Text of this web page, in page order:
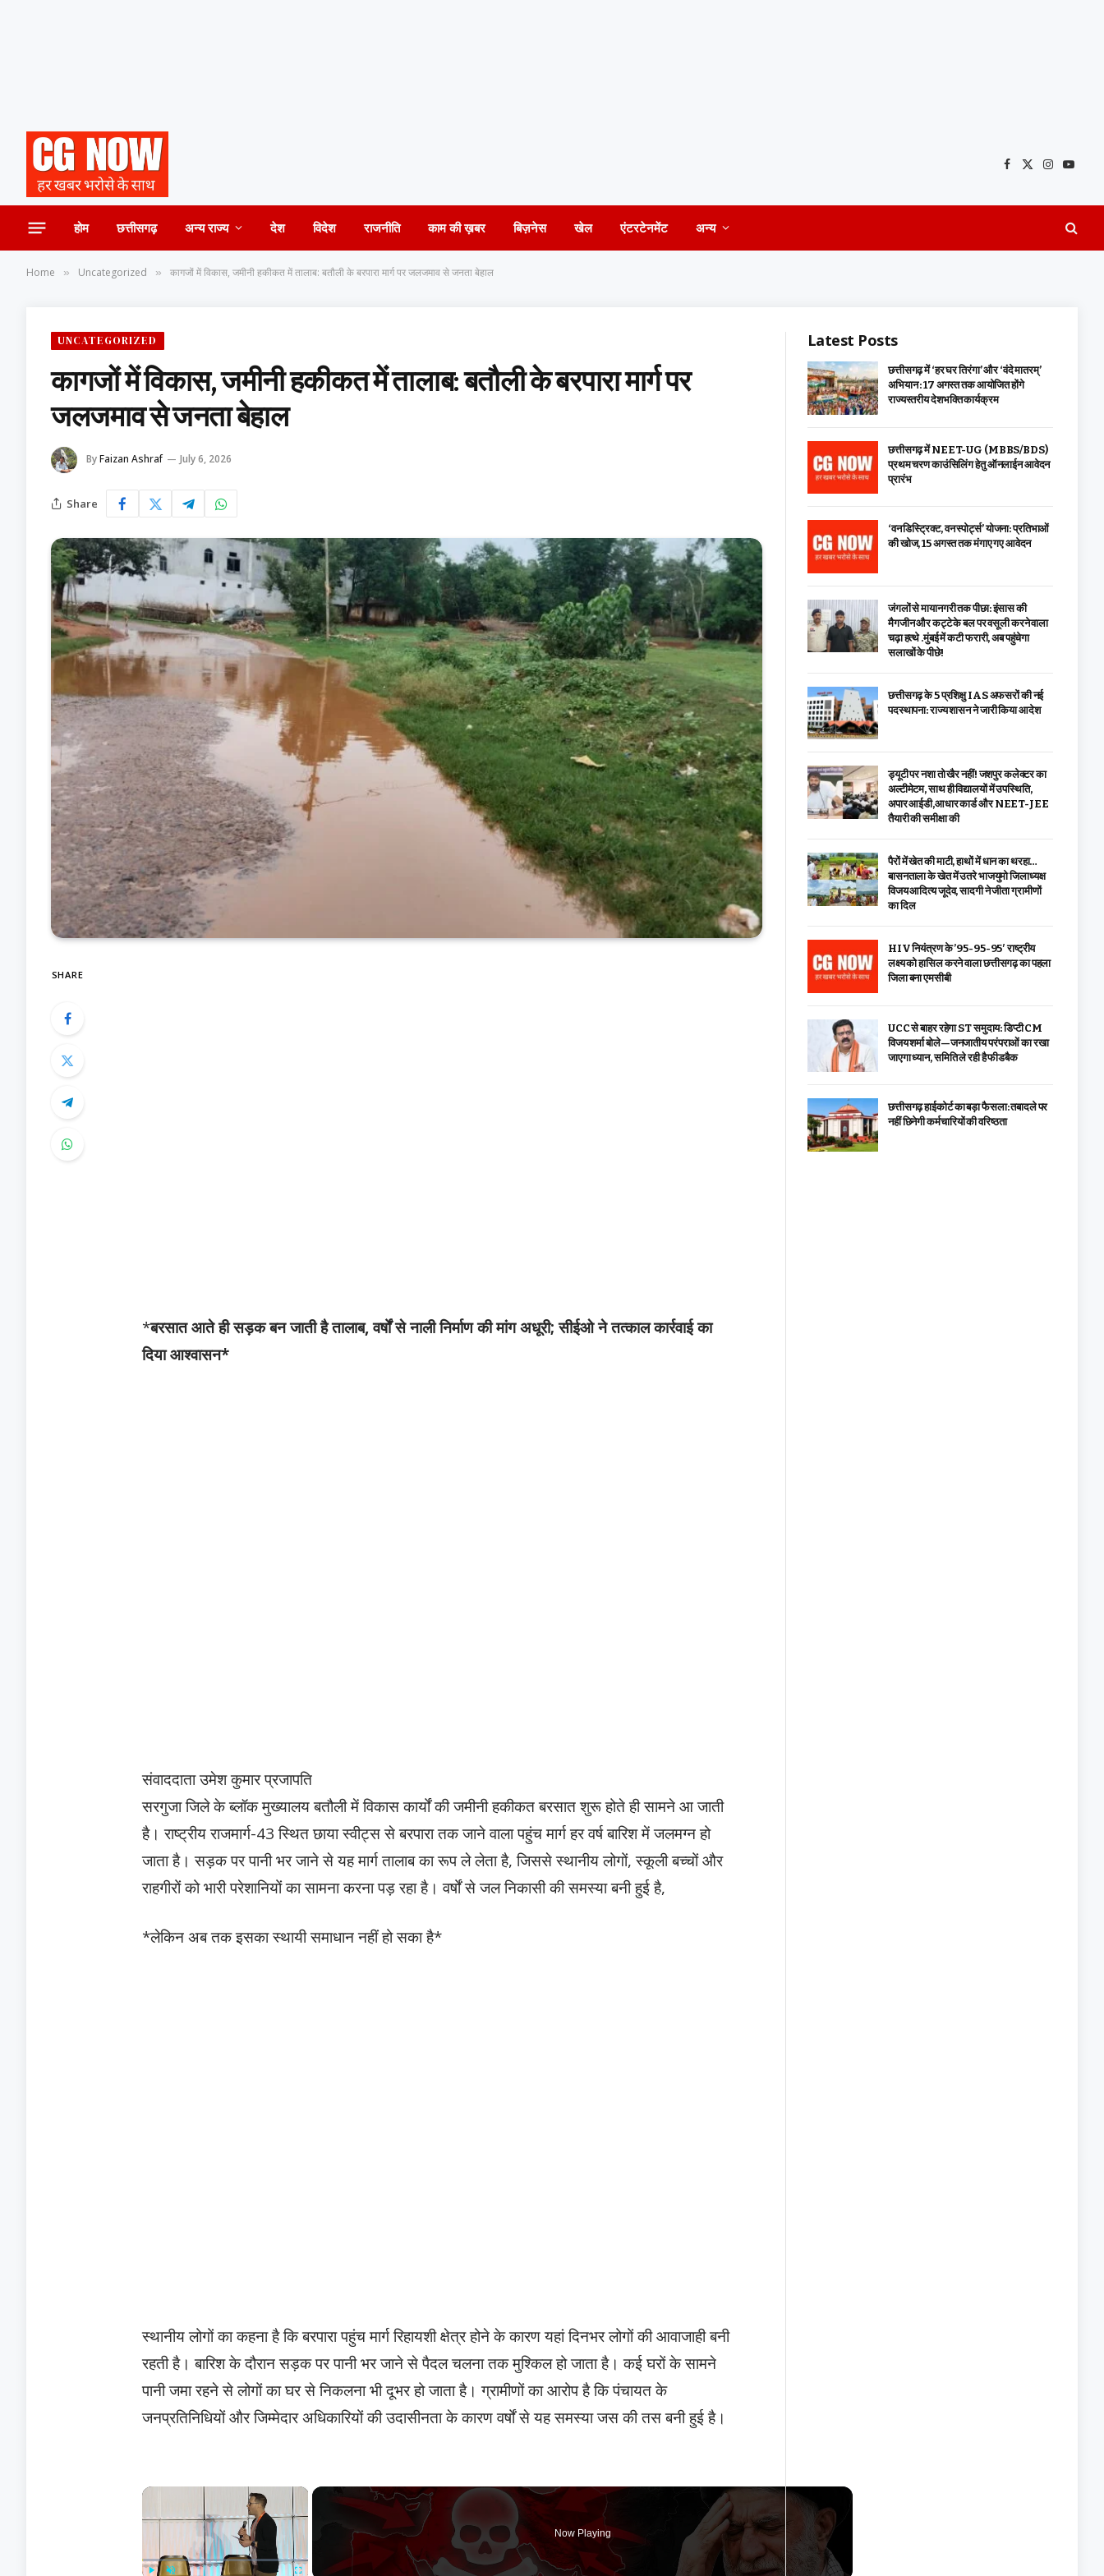
Facebook
X
Instagram
होम छत्तीसगढ़ अन्य राज्य देश विदेश राजनीति काम की ख़बर बिज़नेस खेल एंटरटेनमेंट अन्य
Home » Uncategorized » कागजों में विकास, जमीनी हकीकत में तालाब: बतौली के बरपारा मार्ग पर जलजमाव से जनता बेहाल
UNCATEGORIZED
कागजों में विकास, जमीनी हकीकत में तालाब: बतौली के बरपारा मार्ग पर
जलजमाव से जनता बेहाल
ByFaizan Ashraf July 6, 2026
Share
SHARE
*बरसात आते ही सड़क बन जाती है तालाब, वर्षों से नाली निर्माण की मांग अधूरी; सीईओ ने तत्काल कार्रवाई का
दिया आश्वासन*
संवाददाता उमेश कुमार प्रजापति
सरगुजा जिले के ब्लॉक मुख्यालय बतौली में विकास कार्यों की जमीनी हकीकत बरसात शुरू होते ही सामने आ जाती
है। राष्ट्रीय राजमार्ग-43 स्थित छाया स्वीट्स से बरपारा तक जाने वाला पहुंच मार्ग हर वर्ष बारिश में जलमग्न हो
जाता है। सड़क पर पानी भर जाने से यह मार्ग तालाब का रूप ले लेता है, जिससे स्थानीय लोगों, स्कूली बच्चों और
राहगीरों को भारी परेशानियों का सामना करना पड़ रहा है। वर्षों से जल निकासी की समस्या बनी हुई है,
*लेकिन अब तक इसका स्थायी समाधान नहीं हो सका है*
स्थानीय लोगों का कहना है कि बरपारा पहुंच मार्ग रिहायशी क्षेत्र होने के कारण यहां दिनभर लोगों की आवाजाही बनी
रहती है। बारिश के दौरान सड़क पर पानी भर जाने से पैदल चलना तक मुश्किल हो जाता है। कई घरों के सामने
पानी जमा रहने से लोगों का घर से निकलना भी दूभर हो जाता है। ग्रामीणों का आरोप है कि पंचायत के
जनप्रतिनिधियों और जिम्मेदार अधिकारियों की उदासीनता के कारण वर्षों से यह समस्या जस की तस बनी हुई है।
×
Now Playing
Latest Posts
छत्तीसगढ़ में ‘हर घर तिरंगा’ और ‘वंदे मातरम्’
अभियान : 17 अगस्त तक आयोजित होंगे
राज्यस्तरीय देशभक्ति कार्यक्रम
छत्तीसगढ़ में NEET-UG (MBBS/BDS)
प्रथम चरण काउंसिलिंग हेतु ऑनलाईन आवेदन
प्रारंभ
‘वन डिस्ट्रिक्ट, वन स्पोर्ट्स’ योजना: प्रतिभाओं
की खोज, 15 अगस्त तक मंगाए गए आवेदन
जंगलों से मायानगरी तक पीछा: इंसास की
मैगजीन और कट्टे के बल पर वसूली करने वाला
चढ़ा हत्थे .मुंबई में कटी फरारी, अब पहुंचेगा
सलाखों के पीछे!
छत्तीसगढ़ के 5 प्रशिक्षु IAS अफसरों की नई
पदस्थापना: राज्य शासन ने जारी किया आदेश
ड्यूटी पर नशा तो खैर नहीं! जशपुर कलेक्टर का
अल्टीमेटम, साथ ही विद्यालयों में उपस्थिति,
अपार आईडी,आधार कार्ड और NEET-JEE
तैयारी की समीक्षा की
पैरों में खेत की माटी, हाथों में धान का थरहा…
बासनताला के खेत में उतरे भाजयुमो जिलाध्यक्ष
विजय आदित्य जूदेव, सादगी ने जीता ग्रामीणों
का दिल
HIV नियंत्रण के ’95-95-95′ राष्ट्रीय
लक्ष्य को हासिल करने वाला छत्तीसगढ़ का पहला
जिला बना एमसीबी
UCC से बाहर रहेगा ST समुदाय: डिप्टी CM
विजय शर्मा बोले—जनजातीय परंपराओं का रखा
जाएगा ध्यान, समिति ले रही है फीडबैक
छत्तीसगढ़ हाईकोर्ट का बड़ा फैसला: तबादले पर
नहीं छिनेगी कर्मचारियों की वरिष्ठता